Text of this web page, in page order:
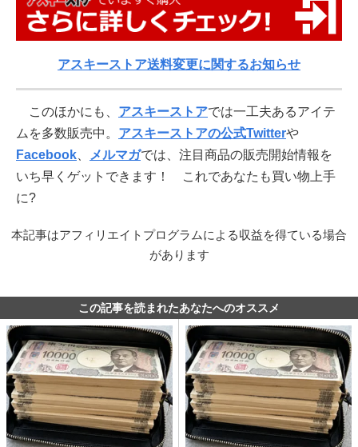
アスキーストア送料変更に関するお知らせ
このほかにも、 アスキーストアでは一工夫あるアイテ
ムを多数販売中。 アスキーストアの公式Twitterや
Facebook
メルマガでは、注目商品の販売開始情報を
いち早くゲットできます！ これであなたも買い物上手
に?
本記事はアフィリエイトプログラムによる収益を得ている場合
があります
この記事を読まれたあなたへのオススメ